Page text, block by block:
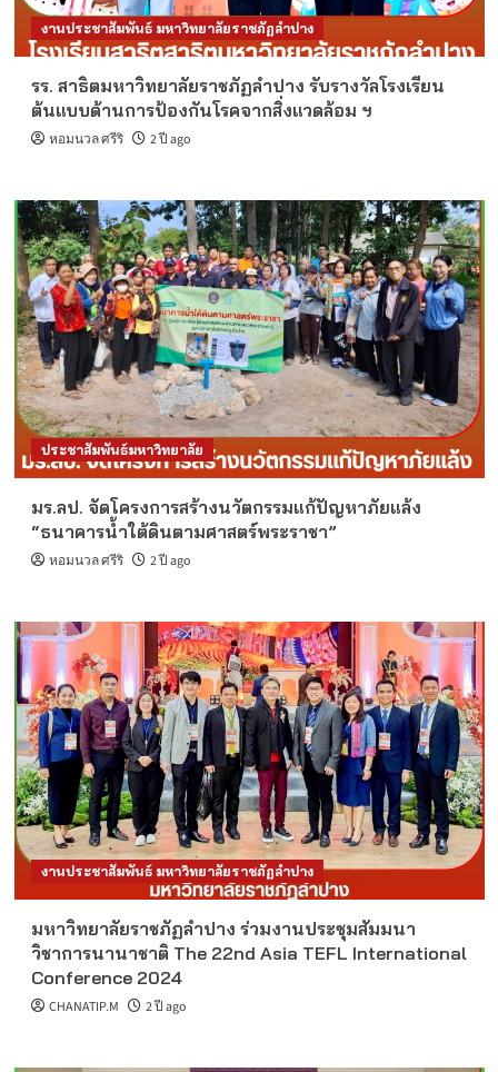
งานประชาสัมพันธ์ มหาวิทยาลัยราชภัฏลำปาง
รร. สาธิตมหาวิทยาลัยราชภัฏลำปาง รับรางวัลโรงเรียน
ต้นแบบด้านการป้องกันโรคจากสิ่งแวดล้อม ฯ
หอมนวล ศรีริ 2 ปี ago
ประชาสัมพันธ์มหาวิทยาลัย
มร.ลป. จัดโครงการสร้างนวัตกรรมแก้ปัญหาภัยแล้ง
“ธนาคารน้ำใต้ดินตามศาสตร์พระราชา”
หอมนวล ศรีริ 2 ปี ago
งานประชาสัมพันธ์ มหาวิทยาลัยราชภัฏลำปาง
มหาวิทยาลัยราชภัฏลำปาง ร่วมงานประชุมสัมมนา
วิชาการนานาชาติ The 22nd Asia TEFL International
Conference 2024
CHANATIP.M 2 ปี ago